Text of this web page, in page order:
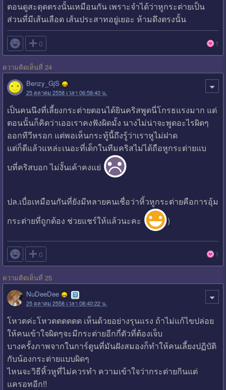
ตอนดูสะดุดตรงนั้นเหมือนกัน เพราะจำได้ว่าหูกระต่ายเป็น
ส่วนที่มีเส้นเลือด เส้นประสาทอยู่เยอะ ห้ามดึงตรงนั้น
 0 1
ความคิดเห็นที่ 24
Benzy_GjS
25 ตุลาคม 2558 เวลา 06:58:40 น.
เป็นคนนึงที่เลี้ยงกระต่ายตอนได้ยินคริสพูดนี่โกรธแรงมาก แต่
ตอนนั้นก็คิดว่าเออเราคงฟังผิดมั้ง นางไม่น่าจะพูดอะไรผิดๆ
ออกทีวีหรอก แต่พอเห็นกระทู้นี้ถึงรู้ว่าเราหูไม่ฝาด
แต่ก็ดีแล้วแหล่ะเนอะที่เด็กในทีมคริสไม่ได้ถือหูกระต่ายแบ
บที่คริสบอก ไม่งั้นเค้าคงแย่
ปล.เบื่อเหมือนกันที่ยังมีหลายคนเชื่อว่าหิ้วหูกระต่ายคือการอุ้ม
กระต่ายที่ถูกต้อง ช่วยแชร์ให้แล้วนะคะ
)
 0 1
ความคิดเห็นที่ 25
NuDeeDee
25 ตุลาคม 2558 เวลา 08:40:22 น.
โหวตค่ะโหวตตตตตต เห็นด้วยอย่างรุนแรง ถ้าไม่แก้ไขปล่อย
ให้คนเข้าใจผิดๆจะมีกระต่ายอีกกี่ตัวที่ต้องเจ็บ
บางครั้งภาพจากในการ์ตูนที่มันฝังสมองก็ทำให้คนเลี้ยงปฏิบัติ
กับน้องกระต่ายแบบผิดๆ
ไหนจะวิธีหิ้วหูที่ไม่ควรทำ ความเข้าใจว่ากระต่ายกินแต่
แครอทอีก!!